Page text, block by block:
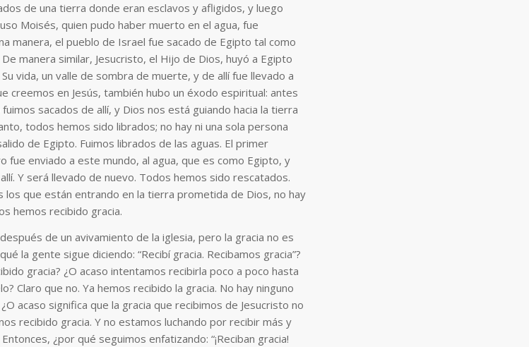
de una tierra donde eran esclavos y afligidos, y luego
Moisés, quien pudo haber muerto en el agua, fue
manera, el pueblo de Israel fue sacado de Egipto tal como
manera similar, Jesucristo, el Hijo de Dios, huyó a Egipto
vida, un valle de sombra de muerte, y de allí fue llevado a
creemos en Jesús, también hubo un éxodo espiritual: antes
sacados de allí, y Dios nos está guiando hacia la tierra
todos hemos sido librados; no hay ni una sola persona
de Egipto. Fuimos librados de las aguas. El primer
fue enviado a este mundo, al agua, que es como Egipto, y
Y será llevado de nuevo. Todos hemos sido rescatados.
que están entrando en la tierra prometida de Dios, no hay
hemos recibido gracia.
de un avivamiento de la iglesia, pero la gracia no es
la gente sigue diciendo: “Recibí gracia. Recibamos gracia”?
gracia? ¿O acaso intentamos recibirla poco a poco hasta
Claro que no. Ya hemos recibido la gracia. No hay ninguno
acaso significa que la gracia que recibimos de Jesucristo no
recibido gracia. Y no estamos luchando por recibir más y
¿por qué seguimos enfatizando: “¡Reciban gracia!